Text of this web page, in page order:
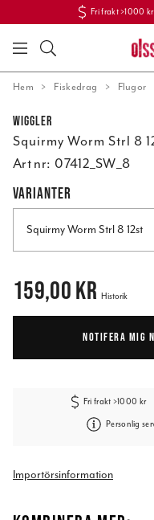
Fri frakt >1000 kr
Hem Fiskedrag Flugor
Wiggler
Squirmy Worm Strl 8
Art nr: 07412_SW_8
VARIANTER
Squirmy Worm Strl 8 12st
Pris:159,00 kr
159,00 kr Historik
NOTIFERA MIG
Fri frakt >1000 kr
Personlig
Importörsinformation